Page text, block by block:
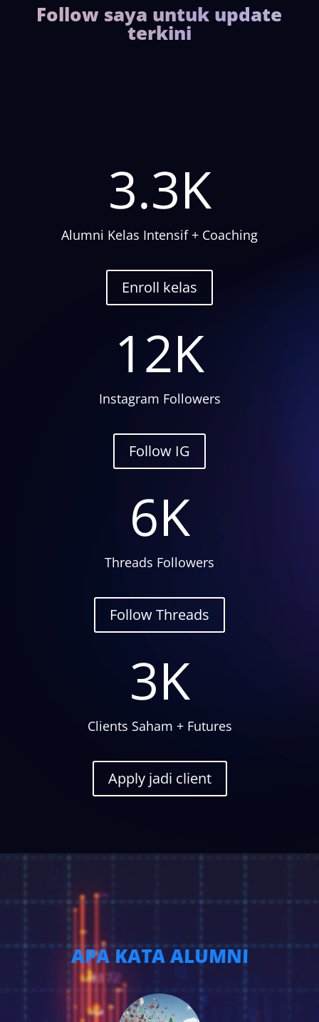
Follow saya untuk update
terkini
3.3K
Alumni Kelas Intensif + Coaching
Enroll kelas
12K
Instagram Followers
Follow IG
6K
Threads Followers
Follow Threads
3K
Clients Saham + Futures
Apply jadi client
APA KATA ALUMNI